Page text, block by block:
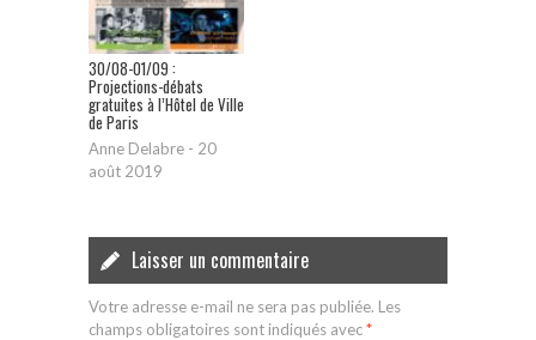
30/08-01/09 :
Projections-débats
gratuites à l’Hôtel de Ville
de Paris
Anne Delabre - 20
août 2019
Laisser un commentaire
Votre adresse e-mail ne sera pas publiée. Les
champs obligatoires sont indiqués avec*